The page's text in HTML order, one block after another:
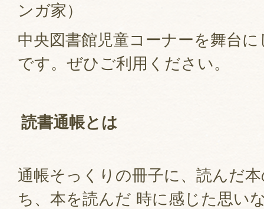
ンガ家）
中央図書館児童コーナーを舞台
です。ぜひご利用ください。
読書通帳とは
通帳そっくりの冊子に、読んだ
ち、本を読んだ 時に感じた思い